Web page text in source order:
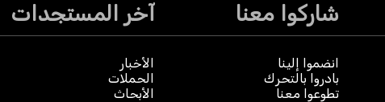
شاركوا معنا
انضموا إلينا
بادروا بالتحرك
تطوعوا معنا
آخر المستجدات
الأخبار
الحملات
الأبحاث